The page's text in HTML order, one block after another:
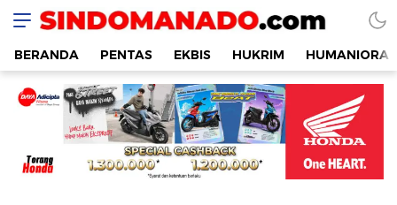
SINDOMANADO
Informatif dan Edukatif
BERANDA PENTAS EKBIS HUKRIM HUMANIORA